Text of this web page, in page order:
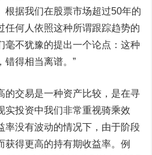
根据我们在股票市场超过50年的
任何人依照这种所谓跟踪趋势的
毫不犹豫的提出一个论点：这种
错得相当离谱。”
交易是一种资产比较，是在寻
实投资中我们非常重视骑乘效
率没有波动的情况下，由于阶段
获得更高的持有期收益率。例